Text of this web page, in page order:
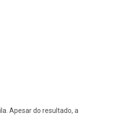
Apesar do resultado, a